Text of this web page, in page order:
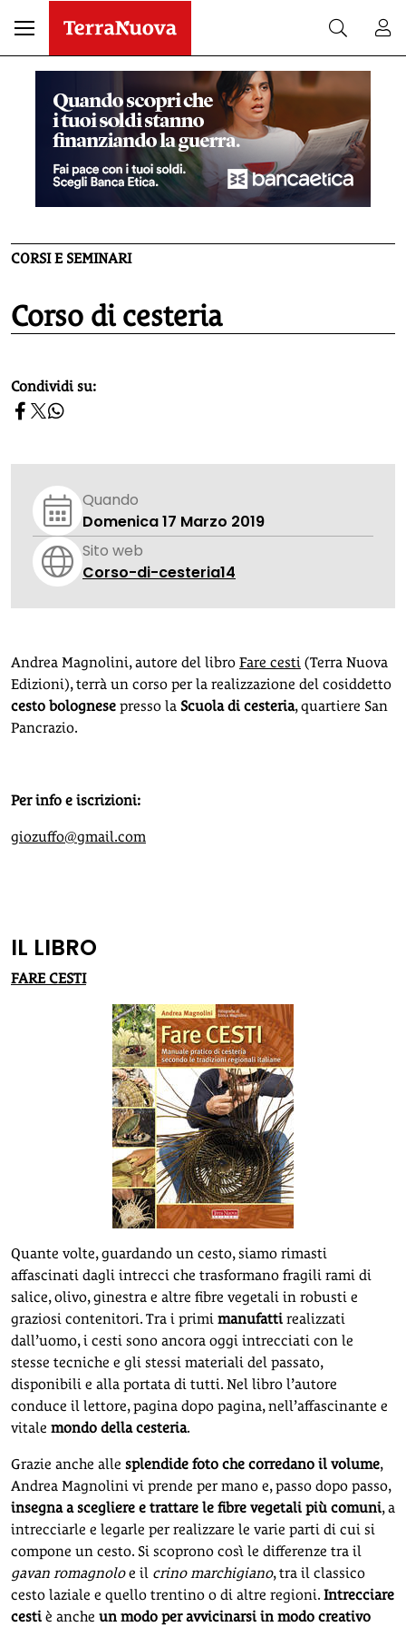
CORSI E SEMINARI
Corso di cesteria
homepage h2
Condividi su:
Quando
Domenica 17 Marzo 2019
Sito web
Corso-di-cesteria14
Andrea Magnolini, autore del libro Fare cesti (Terra Nuova
Edizioni), terrà un corso per la realizzazione del cosiddetto
cesto bolognese presso la Scuola di cesteria, quartiere San
Pancrazio.
Per info e iscrizioni:
giozuffo@gmail.com
IL LIBRO
FARE CESTI
Quante volte, guardando un cesto, siamo rimasti
affascinati dagli intrecci che trasformano fragili rami di
salice, olivo, ginestra e altre fibre vegetali in robusti e
graziosi contenitori. Tra i primi manufatti realizzati
dall’uomo, i cesti sono ancora oggi intrecciati con le
stesse tecniche e gli stessi materiali del passato,
disponibili e alla portata di tutti. Nel libro l’autore
conduce il lettore, pagina dopo pagina, nell’affascinante e
vitale mondo della cesteria.
Grazie anche alle splendide foto che corredano il volume,
Andrea Magnolini vi prende per mano e, passo dopo passo,
insegna a scegliere e trattare le fibre vegetali più comuni, a
intrecciarle e legarle per realizzare le varie parti di cui si
compone un cesto. Si scoprono così le differenze tra il
gavan romagnoloe il crino marchigiano, tra il classico
cesto laziale e quello trentino o di altre regioni. Intrecciare
cesti è anche un modo per avvicinarsi in modo creativo